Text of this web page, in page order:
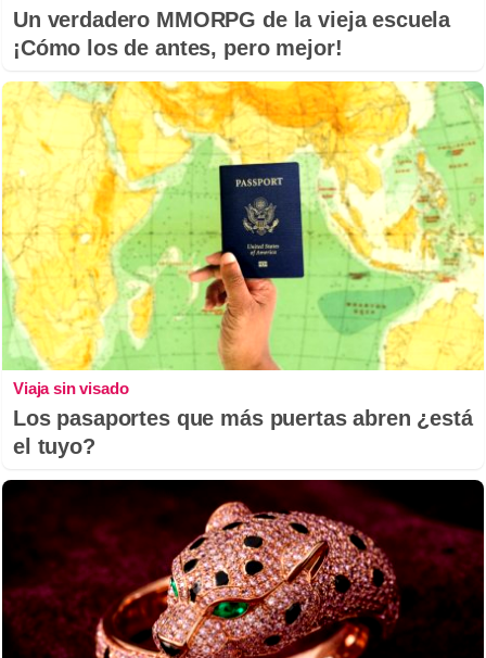
Un verdadero MMORPG de la vieja escuela
¡Cómo los de antes, pero mejor!
Viaja sin visado
Los pasaportes que más puertas abren ¿está
el tuyo?